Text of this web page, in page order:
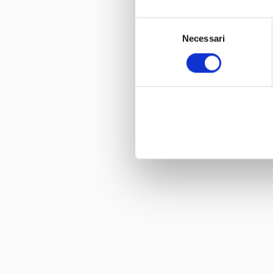
Necessari